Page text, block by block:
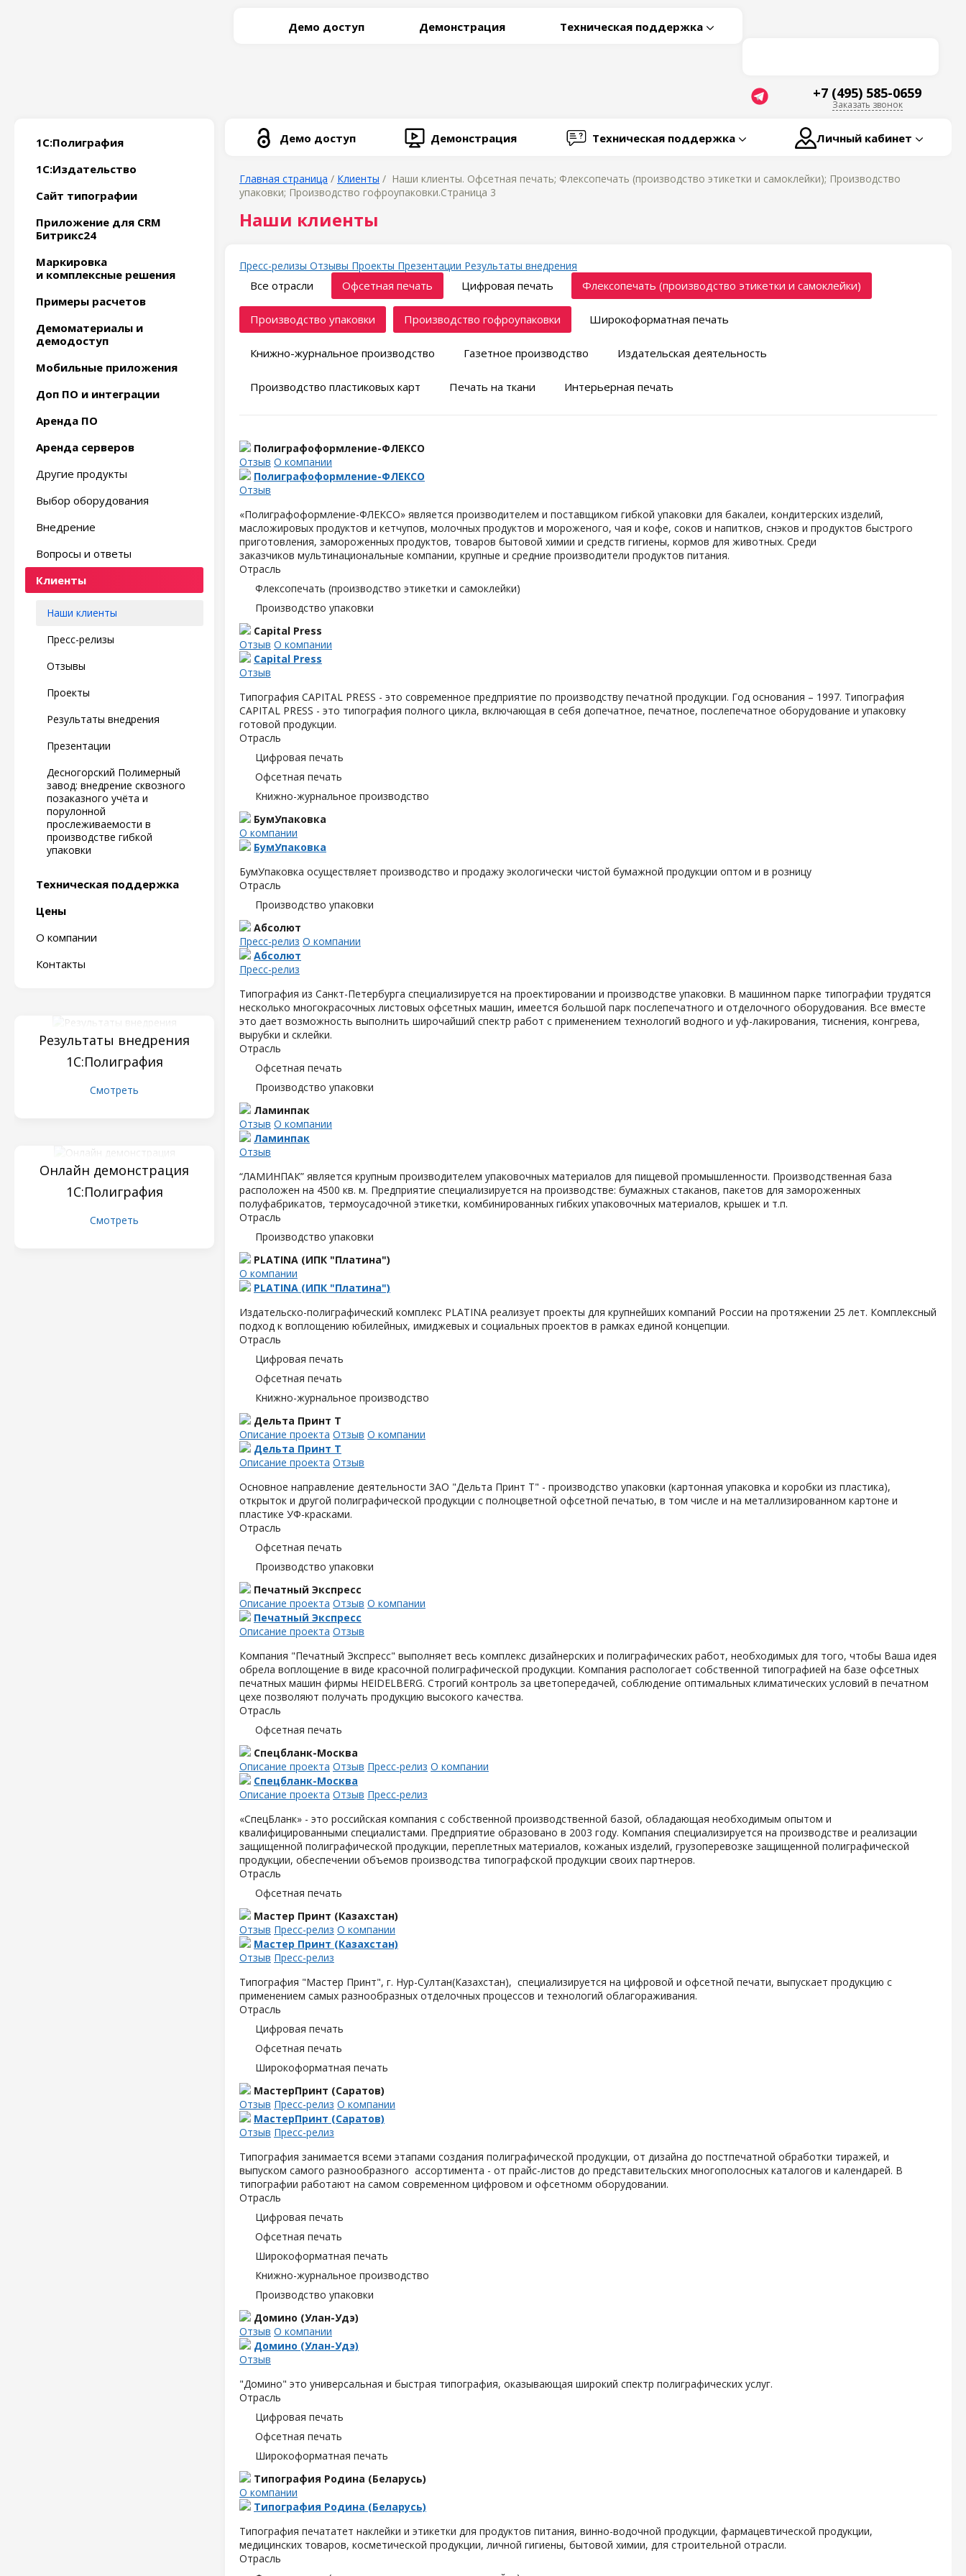
Демо доступ Демонстрация Техническая поддержка
+7 (495) 585-0659
Заказать звонок
1С:Полиграфия
1С:Издательство
Сайт типографии
Приложение для CRM
Битрикс24
Маркировка
и комплексные решения
Примеры расчетов
Демоматериалы и
демодоступ
Мобильные приложения
Доп ПО и интеграции
Аренда ПО
Аренда серверов
Другие продукты
Выбор оборудования
Внедрение
Вопросы и ответы
Клиенты
Наши клиенты
Пресс-релизы
Отзывы
Проекты
Результаты внедрения
Презентации
Десногорский Полимерный
завод: внедрение сквозного
позаказного учёта и
порулонной
прослеживаемости в
производстве гибкой
упаковки
Техническая поддержка
Цены
О компании
Контакты
Результаты внедрения
1С:Полиграфия
Смотреть
Онлайн демонстрация
1С:Полиграфия
Смотреть
Демо доступ Демонстрация Техническая поддержка Личный кабинет
Главная страница / Клиенты / Наши клиенты. Офсетная печать; Флексопечать (производство этикетки и самоклейки); Производство
упаковки; Производство гофроупаковки.Страница 3
Наши клиенты
Пресс-релизы Отзывы Проекты Презентации Результаты внедрения
Все отрасли Офсетная печать Цифровая печать Флексопечать (производство этикетки и самоклейки)
Производство упаковки Производство гофроупаковки Широкоформатная печать
Книжно-журнальное производство Газетное производство Издательская деятельность
Производство пластиковых карт Печать на ткани Интерьерная печать
Полиграфоформление-ФЛЕКСО
Отзыв О компании
Полиграфоформление-ФЛЕКСО
Отзыв
«Полиграфоформление-ФЛЕКСО» является производителем и поставщиком гибкой упаковки для бакалеи, кондитерских изделий,
масложировых продуктов и кетчупов, молочных продуктов и мороженого, чая и кофе, соков и напитков, снэков и продуктов быстрого
приготовления, замороженных продуктов, товаров бытовой химии и средств гигиены, кормов для животных. Среди
заказчиков мультинациональные компании, крупные и средние производители продуктов питания.
Отрасль
Флексопечать (производство этикетки и самоклейки)
Производство упаковки
Capital Press
Отзыв О компании
Capital Press
Отзыв
Типография CAPITAL PRESS - это современное предприятие по производству печатной продукции. Год основания – 1997. Типография
CAPITAL PRESS - это типография полного цикла, включающая в себя допечатное, печатное, послепечатное оборудование и упаковку
готовой продукции.
Отрасль
Цифровая печать
Офсетная печать
Книжно-журнальное производство
БумУпаковка
О компании
БумУпаковка
БумУпаковка осуществляет производство и продажу экологически чистой бумажной продукции оптом и в розницу
Отрасль
Производство упаковки
Абсолют
Пресс-релиз О компании
Абсолют
Пресс-релиз
Типография из Санкт-Петербурга специализируется на проектировании и производстве упаковки. В машинном парке типографии трудятся
несколько многокрасочных листовых офсетных машин, имеется большой парк послепечатного и отделочного оборудования. Все вместе
это дает возможность выполнить широчайший спектр работ с применением технологий водного и уф-лакирования, тиснения, конгрева,
вырубки и склейки.
Отрасль
Офсетная печать
Производство упаковки
Ламинпак
Отзыв О компании
Ламинпак
Отзыв
“ЛАМИНПАК” является крупным производителем упаковочных материалов для пищевой промышленности. Производственная база
расположен на 4500 кв. м. Предприятие специализируется на производстве: бумажных стаканов, пакетов для замороженных
полуфабрикатов, термоусадочной этикетки, комбинированных гибких упаковочных материалов, крышек и т.п.
Отрасль
Производство упаковки
PLATINA (ИПК "Платина")
О компании
PLATINA (ИПК "Платина")
Издательско-полиграфический комплекс PLATINA реализует проекты для крупнейших компаний России на протяжении 25 лет. Комплексный
подход к воплощению юбилейных, имиджевых и социальных проектов в рамках единой концепции.
Отрасль
Цифровая печать
Офсетная печать
Книжно-журнальное производство
Дельта Принт Т
Описание проекта Отзыв О компании
Дельта Принт Т
Описание проекта Отзыв
Основное направление деятельности ЗАО "Дельта Принт Т" - производство упаковки (картонная упаковка и коробки из пластика),
открыток и другой полиграфической продукции с полноцветной офсетной печатью, в том числе и на металлизированном картоне и
пластике УФ-красками.
Отрасль
Офсетная печать
Производство упаковки
Печатный Экспресс
Описание проекта Отзыв О компании
Печатный Экспресс
Описание проекта Отзыв
Компания "Печатный Экспресс" выполняет весь комплекс дизайнерских и полиграфических работ, необходимых для того, чтобы Ваша идея
обрела воплощение в виде красочной полиграфической продукции. Компания распологает собственной типографией на базе офсетных
печатных машин фирмы HEIDELBERG. Строгий контроль за цветопередачей, соблюдение оптимальных климатических условий в печатном
цехе позволяют получать продукцию высокого качества.
Отрасль
Офсетная печать
Спецбланк-Москва
Описание проекта Отзыв Пресс-релиз О компании
Спецбланк-Москва
Описание проекта Отзыв Пресс-релиз
«СпецБланк» - это российская компания с собственной производственной базой, обладающая необходимым опытом и
квалифицированными специалистами. Предприятие образовано в 2003 году. Компания специализируется на производстве и реализации
защищенной полиграфической продукции, переплетных материалов, кожаных изделий, грузоперевозке защищенной полиграфической
продукции, обеспечении объемов производства типографской продукции своих партнеров.
Отрасль
Офсетная печать
Мастер Принт (Казахстан)
Отзыв Пресс-релиз О компании
Мастер Принт (Казахстан)
Отзыв Пресс-релиз
Типография "Мастер Принт", г. Нур-Султан(Казахстан), специализируется на цифровой и офсетной печати, выпускает продукцию с
применением самых разнообразных отделочных процессов и технологий облагораживания.
Отрасль
Цифровая печать
Офсетная печать
Широкоформатная печать
МастерПринт (Саратов)
Отзыв Пресс-релиз О компании
МастерПринт (Саратов)
Отзыв Пресс-релиз
Типография занимается всеми этапами создания полиграфической продукции, от дизайна до постпечатной обработки тиражей, и
выпуском самого разнообразного ассортимента - от прайс-листов до представительских многополосных каталогов и календарей. В
типографии работают на самом современном цифровом и офсетномм оборудовании.
Отрасль
Цифровая печать
Офсетная печать
Широкоформатная печать
Книжно-журнальное производство
Производство упаковки
Домино (Улан-Удэ)
Отзыв О компании
Домино (Улан-Удэ)
Отзыв
"Домино" это универсальная и быстрая типография, оказывающая широкий спектр полиграфических услуг.
Отрасль
Цифровая печать
Офсетная печать
Широкоформатная печать
Типография Родина (Беларусь)
О компании
Типография Родина (Беларусь)
Типография печататет наклейки и этикетки для продуктов питания, винно-водочной продукции, фармацевтической продукции,
медицинских товаров, косметической продукции, личной гигиены, бытовой химии, для строительной отрасли.
Отрасль